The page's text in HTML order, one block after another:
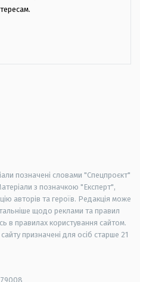
позначені словами "Спецпроєкт"
з позначкою "Експерт",
авторів та героїв. Редакція може
щодо реклами та правил
в правилах користування сайтом.
призначені для осіб старше 21
79008